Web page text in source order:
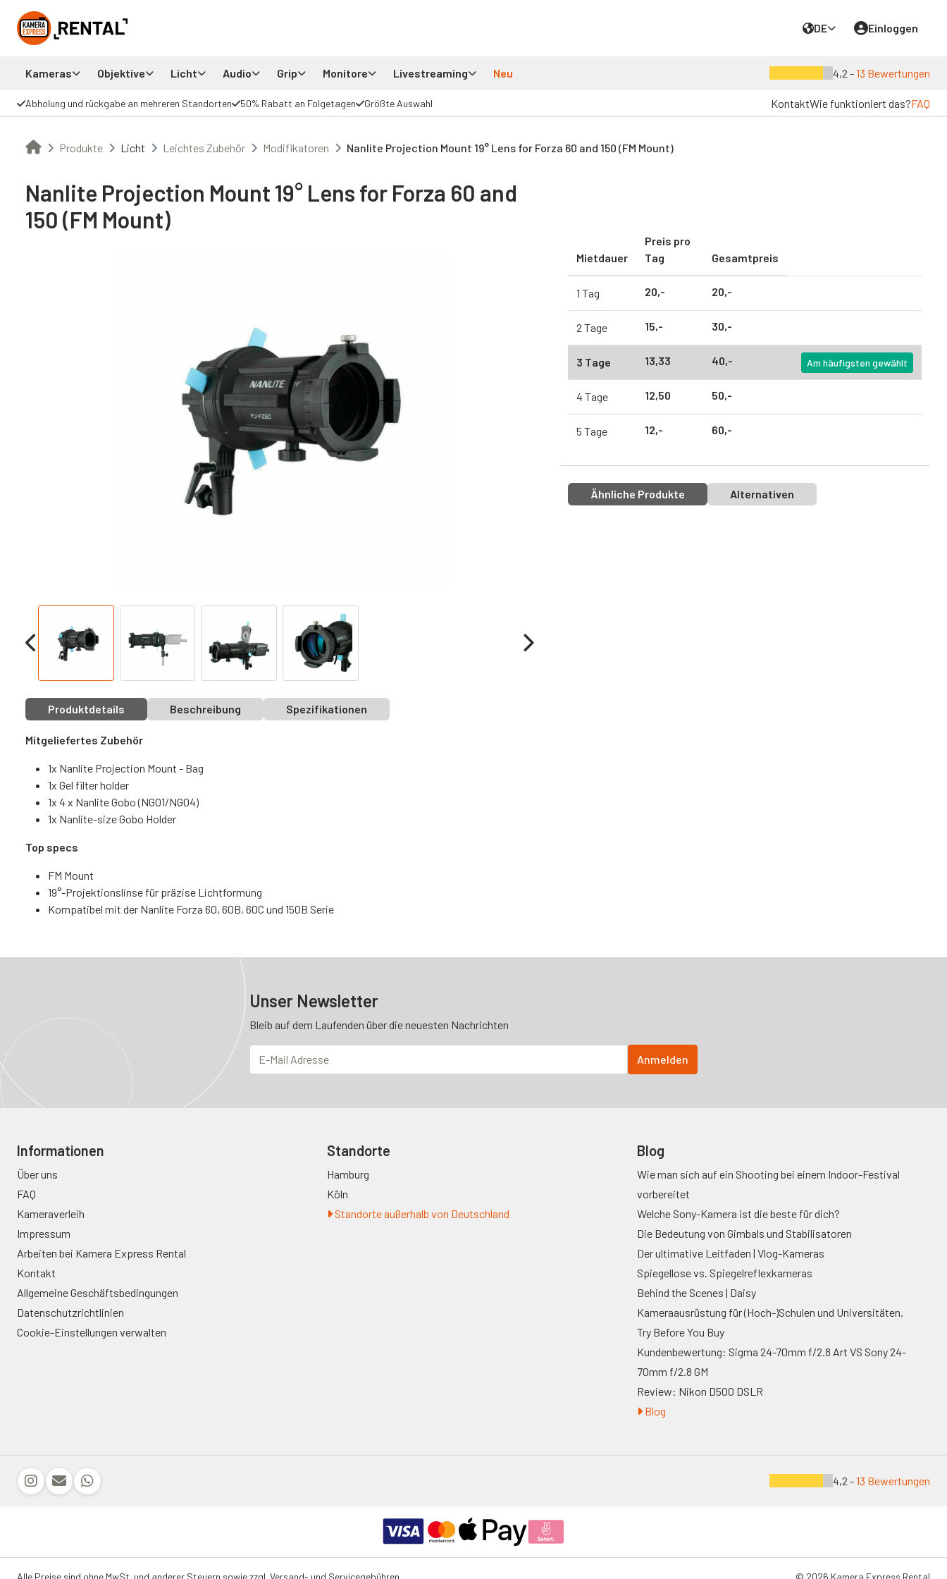
DE Einloggen
Kameras Objektive Licht Audio Grip Monitore Livestreaming Neu 4,2 -13 Bewertungen
Abholung und rückgabe an mehreren Standorten 50% Rabatt an Folgetagen Größte Auswahl KontaktWie funktioniert das?FAQ
Produkte Licht Leichtes Zubehör Modifikatoren Nanlite Projection Mount 19° Lens for Forza 60 and 150 (FM Mount)
Nanlite Projection Mount 19° Lens for Forza 60 and
150 (FM Mount)
Produktdetails Beschreibung Spezifikationen
Mitgeliefertes Zubehör
1x Nanlite Projection Mount - Bag
1x Gel filter holder
1x 4 x Nanlite Gobo (NG01/NG04)
1x Nanlite-size Gobo Holder
Top specs
FM Mount
19°-Projektionslinse für präzise Lichtformung
Kompatibel mit der Nanlite Forza 60, 60B, 60C und 150B Serie
Mietdauer
Preis pro
Tag
Gesamtpreis
1 Tag 20,- 20,-
2 Tage 15,- 30,-
3 Tage 13,33 40,- Am häufigsten gewählt
4 Tage 12,50 50,-
5 Tage 12,- 60,-
Ähnliche Produkte Alternativen
Unser Newsletter
Bleib auf dem Laufenden über die neuesten Nachrichten
Informationen
Über uns
FAQ
Kameraverleih
Impressum
Arbeiten bei Kamera Express Rental
Kontakt
Allgemeine Geschäftsbedingungen
Datenschutzrichtlinien
Cookie-Einstellungen verwalten
Standorte
Hamburg
Köln
Standorte außerhalb von Deutschland
Blog
Wie man sich auf ein Shooting bei einem Indoor-Festival
vorbereitet
Welche Sony-Kamera ist die beste für dich?
Die Bedeutung von Gimbals und Stabilisatoren
Der ultimative Leitfaden | Vlog-Kameras
Spiegellose vs. Spiegelreflexkameras
Behind the Scenes | Daisy
Kameraausrüstung für (Hoch-)Schulen und Universitäten.
Try Before You Buy
Kundenbewertung: Sigma 24-70mm f/2.8 Art VS Sony 24-
70mm f/2.8 GM
Review: Nikon D500 DSLR
Blog
4,2 -13 Bewertungen
Alle Preise sind ohne MwSt. und anderer Steuern sowie zzgl. Versand- und Servicegebühren. © 2026 Kamera Express Rental